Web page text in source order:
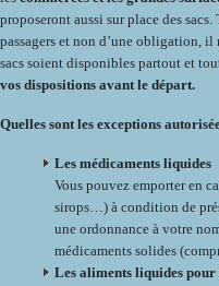
proposeront aussi sur place des
passagers et non d’une obligation, il
sacs soient disponibles partout et
vos dispositions avant le départ.
Quelles sont les exceptions
Les médicaments liquides
Vous pouvez emporter en
sirops…) à condition de
une ordonnance à votre
médicaments solides
Les aliments liquides pour